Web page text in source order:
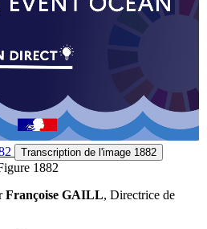
Transcription de l'image 1882
1882
Françoise GAILL, Directrice de